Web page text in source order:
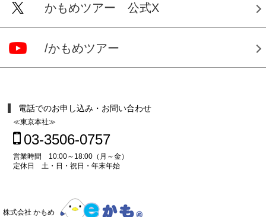
かもめツアー 公式X
/かもめツアー
電話でのお申し込み・お問い合わせ
≪東京本社≫
03-3506-0757
営業時間 10:00～18:00（月～金）
定休日 土・日・祝日・年末年始
株式会社 かもめ